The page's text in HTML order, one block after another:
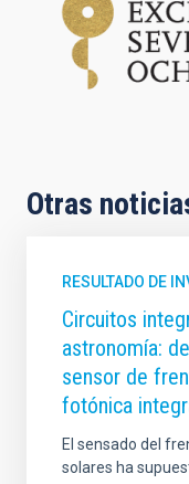
Otras
RESULTADO DE
Circuitos
astronomía:
sensor de
fotónica
El sensado del
solares ha